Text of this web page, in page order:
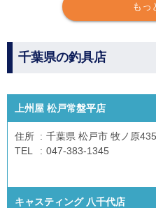
もっ
千葉県の釣具店
上州屋 松戸常盤平店
住所
千葉県 松戸市 牧ノ原
TEL
047-383-1345
キャスティング 八千代店